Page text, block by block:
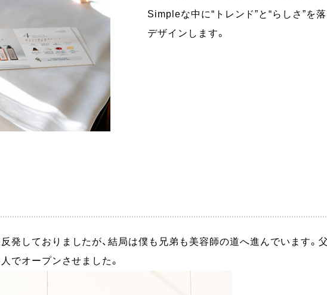
Simpleな中に“トレンド”と“らしさ”を
デザインします。
発しておりましたが、結局は僕も兄弟も美容師の道へ進んでいます。
でオープンさせました。